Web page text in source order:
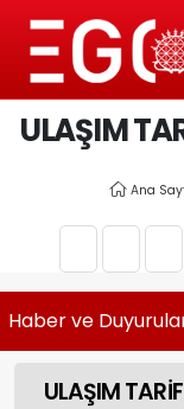
ULAŞIM
Ana
Haber ve
ULAŞIM